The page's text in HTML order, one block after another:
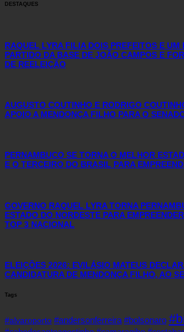
DESTAQUES
RAQUEL LYRA FILIA DOIS PREFEITOS E UM
PARTIDO DA BASE DE JOÃO CAMPOS E
DE REELEIÇÃO
AUGUSTO COUTINHO E RODRIGO
APOIO A MENDONÇA FILHO PARA O
PERNAMBUCO SE TORNA O MELHOR
E O TERCEIRO DO BRASIL PARA
GOVERNO RAQUEL LYRA TORNA
ESTADO DO NORDESTE PARA
TOP 3 NACIONAL
ELEIÇÕES 2026: EVILÁSIO MATEUS
CANDIDATURA DE MENDONÇA FILHO, AO
Tags
#alvaroporto #andersonferreira #bolsonaro